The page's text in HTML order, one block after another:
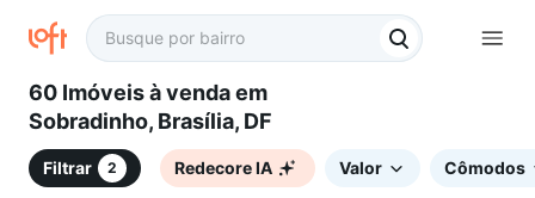
60 Imóveis à venda em
Sobradinho, Brasília, DF
Filtrar 2 Redecore IA Valor Cômodos